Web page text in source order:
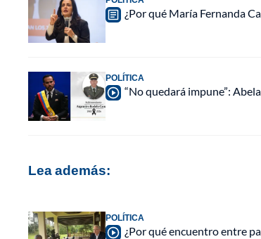
¿Por qué María Fernanda
POLÍTICA
“No quedará impune”:
Lea además:
POLÍTICA
¿Por qué encuentro entre